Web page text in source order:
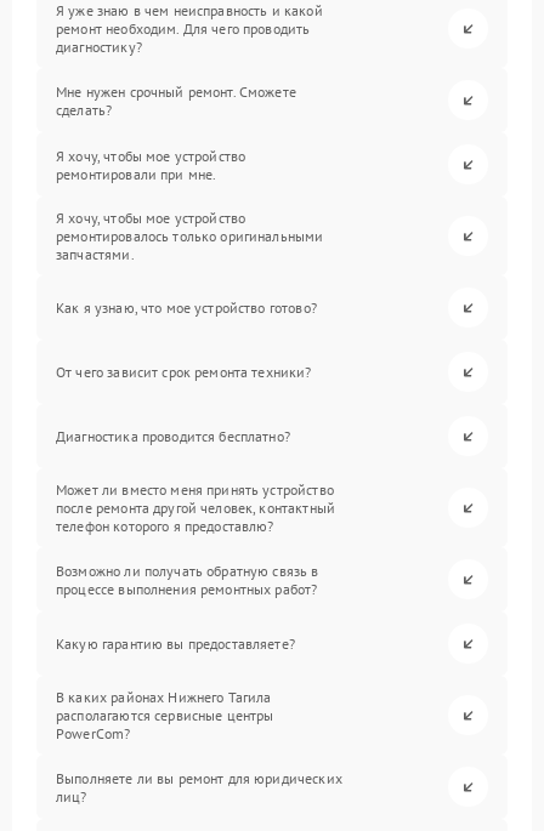
Я уже знаю в чем неисправность и какой
ремонт необходим. Для чего проводить
диагностику?
Мне нужен срочный ремонт. Сможете
сделать?
Я хочу, чтобы мое устройство
ремонтировали при мне.
Я хочу, чтобы мое устройство
ремонтировалось только оригинальными
запчастями.
Как я узнаю, что мое устройство готово?
От чего зависит срок ремонта техники?
Диагностика проводится бесплатно?
Может ли вместо меня принять устройство
после ремонта другой человек, контактный
телефон которого я предоставлю?
Возможно ли получать обратную связь в
процессе выполнения ремонтных работ?
Какую гарантию вы предоставляете?
В каких районах Нижнего Тагила
располагаются сервисные центры
PowerCom?
Выполняете ли вы ремонт для юридических
лиц?